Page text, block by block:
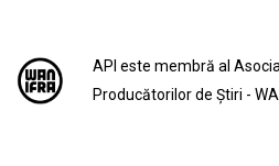
API este membră al
Producătorilor de Știri -